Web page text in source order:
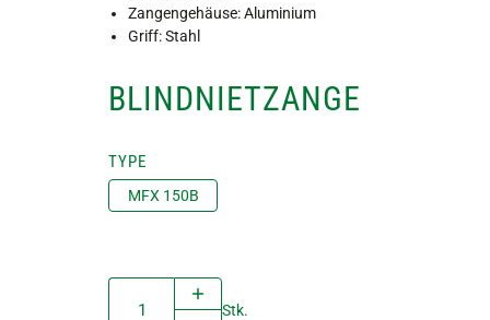
Zangengehäuse: Aluminium
Griff: Stahl
BLINDNIETZANGE
TYPE
MFX 150B
Stk.